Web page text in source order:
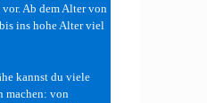
Ab dem Alter von
ins hohe Alter viel
kannst du viele
machen: von